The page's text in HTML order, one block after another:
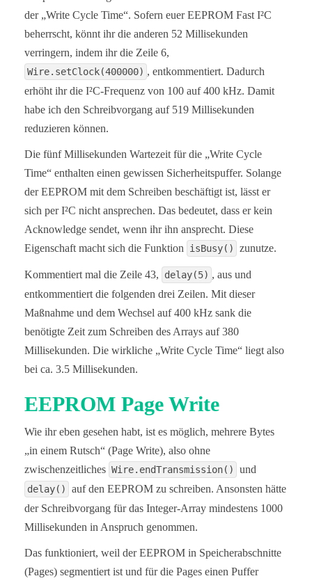
  int16_t intToRead;
  uint8_t msByte;
  Wire.beginTransmission(I2C_ADDRESS);
  Wire.write((uint8_t)(addr >> 8));
  Wire.endTransmission();
  Wire.requestFrom(I2C_ADDRESS, 2);
  lsByte = Wire.read();
  return intToRead;
}
bool isBusy(){
  Wire.beginTransmission(I2C_ADDRESS);
}
der „Write Cycle Time“. Sofern euer EEPROM Fast I²C
beherrscht, könnt ihr die anderen 52 Millisekunden
verringern, indem ihr die Zeile 6,
Wire.setClock(400000) , entkommentiert. Dadurch
erhöht ihr die I²C-Frequenz von 100 auf 400 kHz. Damit
habe ich den Schreibvorgang auf 519 Millisekunden
reduzieren können.
Die fünf Millisekunden Wartezeit für die „Write Cycle
Time“ enthalten einen gewissen Sicherheitspuffer. Solange
der EEPROM mit dem Schreiben beschäftigt ist, lässt er
sich per I²C nicht ansprechen. Das bedeutet, dass er kein
Acknowledge sendet, wenn ihr ihn ansprecht. Diese
Eigenschaft macht sich die Funktion
isBusy() zunutze.
Kommentiert mal die Zeile 43, delay(5) , aus und
entkommentiert die folgenden drei Zeilen. Mit dieser
Maßnahme und dem Wechsel auf 400 kHz sank die
benötigte Zeit zum Schreiben des Arrays auf 380
Millisekunden. Die wirkliche „Write Cycle Time“ liegt also
bei ca. 3.5 Millisekunden.
EEPROM Page Write
Wie ihr eben gesehen habt, ist es möglich, mehrere Bytes
„in einem Rutsch“ (Page Write), also ohne
zwischenzeitliches Wire.endTransmission() und
delay()
auf den EEPROM zu schreiben. Ansonsten hätte
der Schreibvorgang für das Integer-Array mindestens 1000
Millisekunden in Anspruch genommen.
Das funktioniert, weil der EEPROM in Speicherabschnitte
(Pages) segmentiert ist und für die Pages einen Puffer